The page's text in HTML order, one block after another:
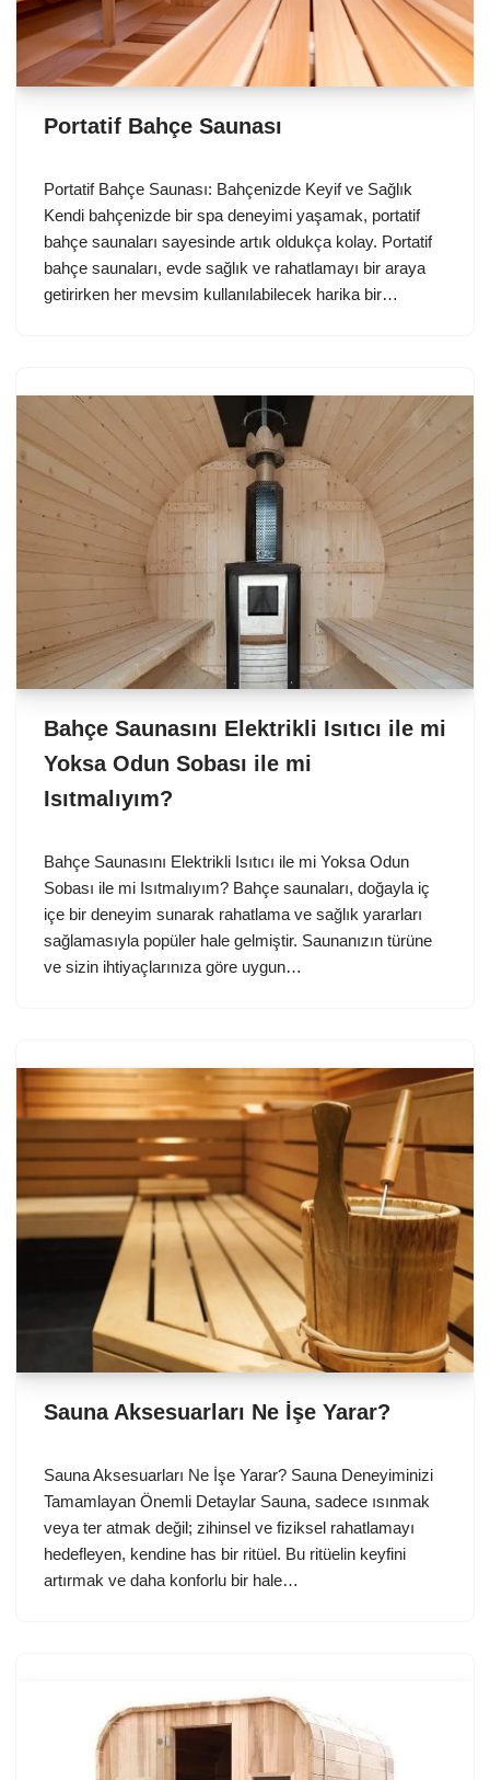
Portatif Bahçe Saunası
Portatif Bahçe Saunası: Bahçenizde Keyif ve Sağlık
Kendi bahçenizde bir spa deneyimi yaşamak, portatif
bahçe saunaları sayesinde artık oldukça kolay. Portatif
bahçe saunaları, evde sağlık ve rahatlamayı bir araya
getirirken her mevsim kullanılabilecek harika bir…
Bahçe Saunasını Elektrikli Isıtıcı ile mi
Yoksa Odun Sobası ile mi
Isıtmalıyım?
Bahçe Saunasını Elektrikli Isıtıcı ile mi Yoksa Odun
Sobası ile mi Isıtmalıyım? Bahçe saunaları, doğayla iç
içe bir deneyim sunarak rahatlama ve sağlık yararları
sağlamasıyla popüler hale gelmiştir. Saunanızın türüne
ve sizin ihtiyaçlarınıza göre uygun…
Sauna Aksesuarları Ne İşe Yarar?
Sauna Aksesuarları Ne İşe Yarar? Sauna Deneyiminizi
Tamamlayan Önemli Detaylar Sauna, sadece ısınmak
veya ter atmak değil; zihinsel ve fiziksel rahatlamayı
hedefleyen, kendine has bir ritüel. Bu ritüelin keyfini
artırmak ve daha konforlu bir hale…